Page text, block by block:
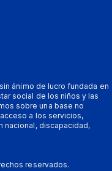
ánimo de lucro fundada en
social de los niños y las
sobre una base no
a los servicios,
nacional, discapacidad,
reservados.